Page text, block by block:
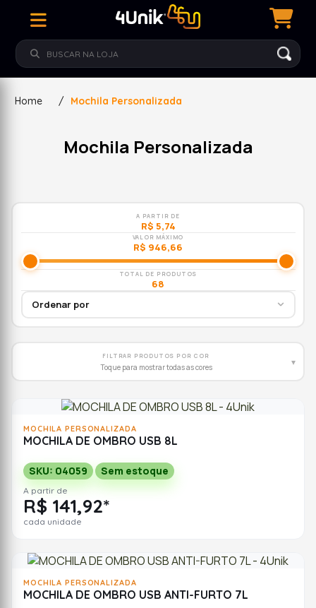
Home / Mochila Personalizada
Mochila Personalizada
A PARTIR DE
R$ 5,74
VALOR MÁXIMO
R$ 946,66
TOTAL DE PRODUTOS
68
FILTRAR PRODUTOS POR COR
Toque para mostrar todas as cores ▾
MOCHILA PERSONALIZADA
MOCHILA DE OMBRO USB 8L
SKU: 04059 Sem estoque
A partir de
R$ 141,92*
cada unidade
MOCHILA PERSONALIZADA
MOCHILA DE OMBRO USB ANTI-FURTO 7L